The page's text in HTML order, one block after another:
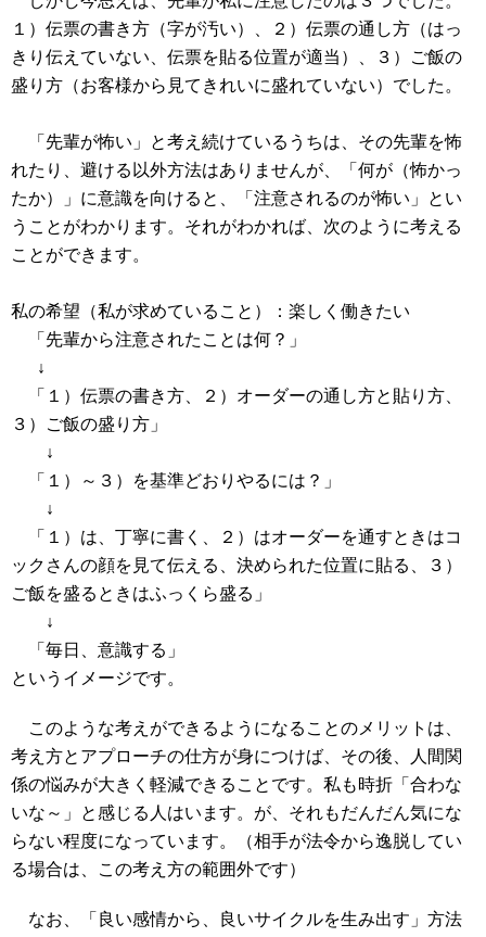
１）伝票の書き方（字が汚い）、２）伝票の通し方（はっ
きり伝えていない、伝票を貼る位置が適当）、３）ご飯の
盛り方（お客様から見てきれいに盛れていない）でした。
「先輩が怖い」と考え続けているうちは、その先輩を怖
れたり、避ける以外方法はありませんが、「何が（怖かっ
たか）」に意識を向けると、「注意されるのが怖い」とい
うことがわかります。それがわかれば、次のように考える
ことができます。
私の希望（私が求めていること）：楽しく働きたい
「先輩から注意されたことは何？」
↓
「１）伝票の書き方、２）オーダーの通し方と貼り方、
３）ご飯の盛り方」
↓
「１）～３）を基準どおりやるには？」
↓
「１）は、丁寧に書く、２）はオーダーを通すときはコ
ックさんの顔を見て伝える、決められた位置に貼る、３）
ご飯を盛るときはふっくら盛る」
↓
「毎日、意識する」
というイメージです。
このような考えができるようになることのメリットは、
考え方とアプローチの仕方が身につけば、その後、人間関
係の悩みが大きく軽減できることです。私も時折「合わな
いな～」と感じる人はいます。が、それもだんだん気にな
らない程度になっています。（相手が法令から逸脱してい
る場合は、この考え方の範囲外です）
なお、「良い感情から、良いサイクルを生み出す」方法